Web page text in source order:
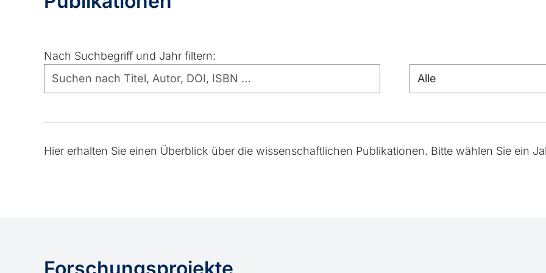
Nach Suchbegriff und Jahr filtern:
Hier erhalten Sie einen Überblick über die wissenschaftlichen Publikationen. Bitte wählen Sie ein
Forschungsprojekte